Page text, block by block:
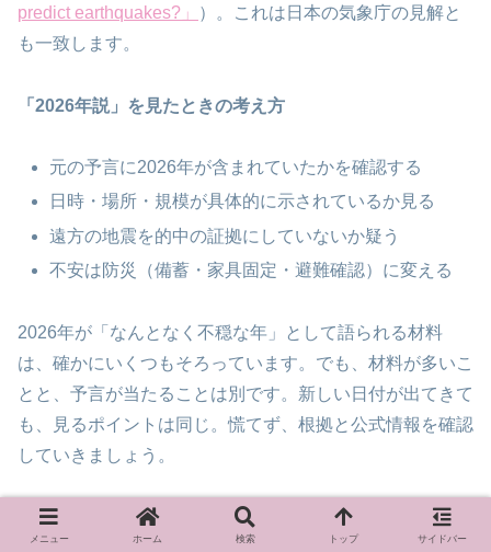
predict earthquakes?」
）。これは日本の気象庁の見解と
も一致します。
「2026年説」を見たときの考え方
元の予言に2026年が含まれていたかを確認する
日時・場所・規模が具体的に示されているか見る
遠方の地震を的中の証拠にしていないか疑う
不安は防災（備蓄・家具固定・避難確認）に変える
2026年が「なんとなく不穏な年」として語られる材料
は、確かにいくつもそろっています。でも、材料が多いこ
とと、予言が当たることは別です。新しい日付が出てきて
も、見るポイントは同じ。慌てず、根拠と公式情報を確認
していきましょう。
メニュー ホーム 検索 トップ サイドバー